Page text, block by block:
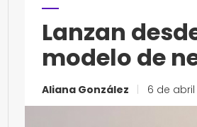
Lanzan
modelo de
Aliana González 6 de